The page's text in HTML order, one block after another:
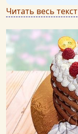
Читать весь текст